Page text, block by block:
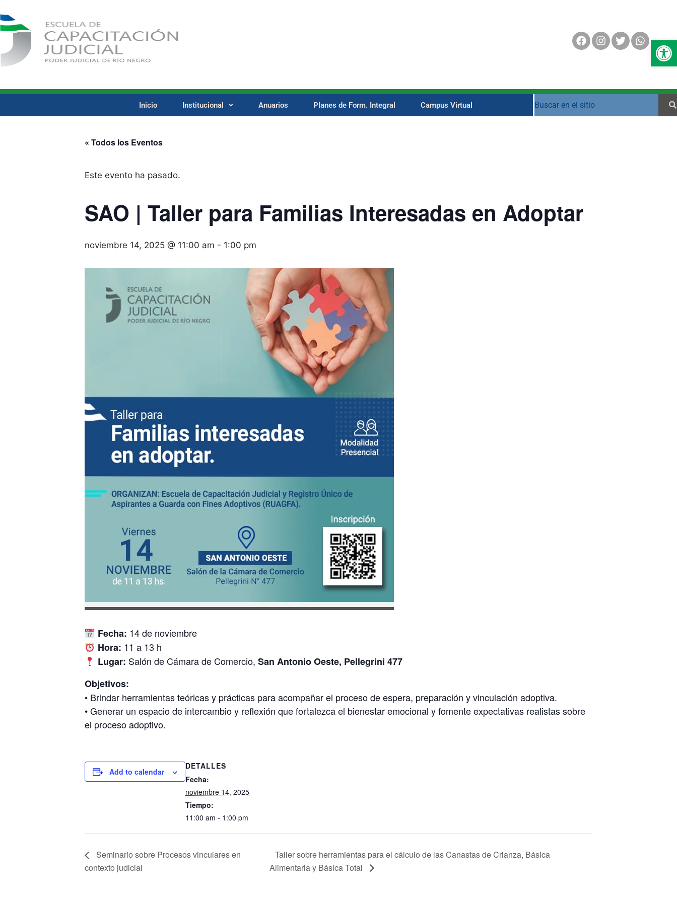
Inicio Institucional Anuarios Planes de Form. Integral Campus Virtual
« Todos los Eventos
Este evento ha pasado.
SAO | Taller para Familias Interesadas en Adoptar
noviembre 14, 2025 @ 11:00 am - 1:00 pm
Fecha: 14 de noviembre
Hora: 11 a 13 h
Lugar: Salón de Cámara de Comercio, San Antonio Oeste, Pellegrini 477
Objetivos:
• Brindar herramientas teóricas y prácticas para acompañar el proceso de espera, preparación y vinculación adoptiva.
• Generar un espacio de intercambio y reflexión que fortalezca el bienestar emocional y fomente expectativas realistas sobre
el proceso adoptivo.
Add to calendar
DETALLES
Fecha:
noviembre 14, 2025
Tiempo:
11:00 am - 1:00 pm
Seminario sobre Procesos vinculares en
contexto judicial
Taller sobre herramientas para el cálculo de las Canastas de Crianza, Básica
Alimentaria y Básica Total